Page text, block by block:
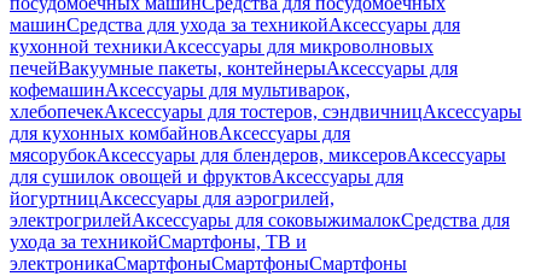
машинСредства для ухода за техникойАксессуары для
кухонной техникиАксессуары для микроволновых
печейВакуумные пакеты, контейнерыАксессуары для
кофемашинАксессуары для мультиварок,
хлебопечекАксессуары для тостеров, сэндвичницАксессуары
для кухонных комбайновАксессуары для
мясорубокАксессуары для блендеров, миксеровАксессуары
для сушилок овощей и фруктовАксессуары для
йогуртницАксессуары для аэрогрилей,
электрогрилейАксессуары для соковыжималокСредства для
ухода за техникойСмартфоны, ТВ и
электроникаСмартфоныСмартфоныСмартфоны